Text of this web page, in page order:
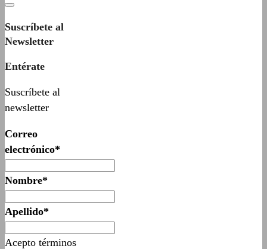
Suscríbete al
Newsletter
Entérate
Suscríbete al
newsletter
Correo
electrónico*
Nombre*
Apellido*
Acepto términos